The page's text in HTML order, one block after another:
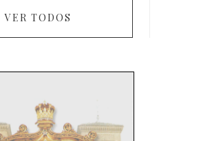
VER TODOS